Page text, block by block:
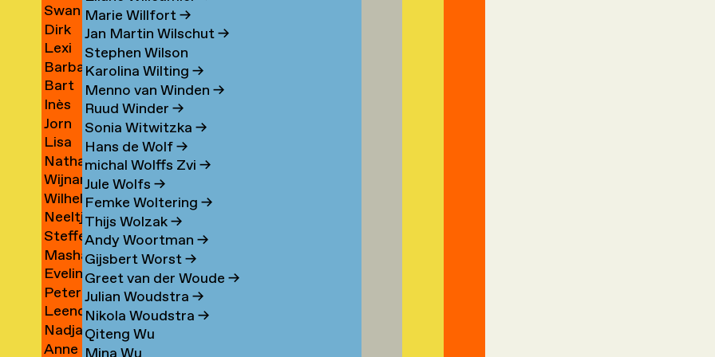
→
→
Vink
→
Swan
Vinton
→
Dirk
Vis→
Lexi
Visco
→
Barbara
Visser
→
Bart
Vissers
→
Inès
Vivier
→
Jorn
Vlaanderen
→
Lisa
Vlamings
→
Nathaly
Vlaun
Wijnand
Vlok
→
Wilhelmus
(Pim)
Vlug
→
Neeltje
van
der
Vlugt
→
Steffen
Vogelezang
→
Masha
Volkova
Eveline
Vondeling
Peter
de
Voogt
→
Leendert
Vooijce
→
Nadja
Voorham
Anne
Marie Willfort→
Jan Martin Wilschut→
Stephen Wilson
Karolina Wilting→
Menno van Winden→
Ruud Winder→
Sonia Witwitzka→
Hans de Wolf→
michal Wolffs Zvi→
Jule Wolfs→
Femke Woltering→
Thijs Wolzak→
Andy Woortman→
Gijsbert Worst→
Greet van der Woude→
Julian Woudstra→
Nikola Woudstra→
Qiteng Wu